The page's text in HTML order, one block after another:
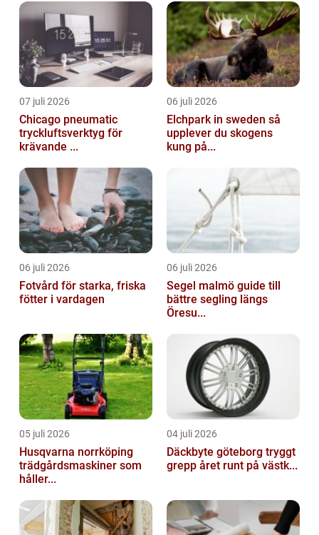
07 juli 2026
Chicago pneumatic
tryckluftsverktyg för
krävande ...
06 juli 2026
Elchpark in sweden så
upplever du skogens
kung på...
06 juli 2026
Fotvård för starka, friska
fötter i vardagen
06 juli 2026
Segel malmö guide till
bättre segling längs
Öresu...
05 juli 2026
Husqvarna norrköping
trädgårdsmaskiner som
håller...
04 juli 2026
Däckbyte göteborg tryggt
grepp året runt på västk...